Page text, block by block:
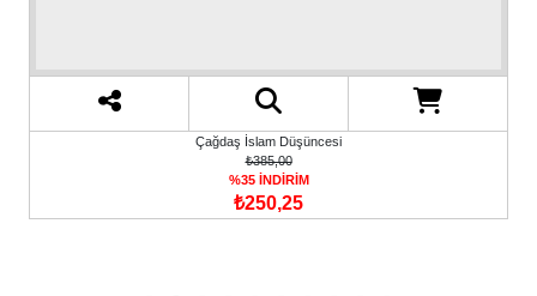
Çağdaş İslam Düşüncesi
₺385,00
%35 İNDİRİM
₺250,25